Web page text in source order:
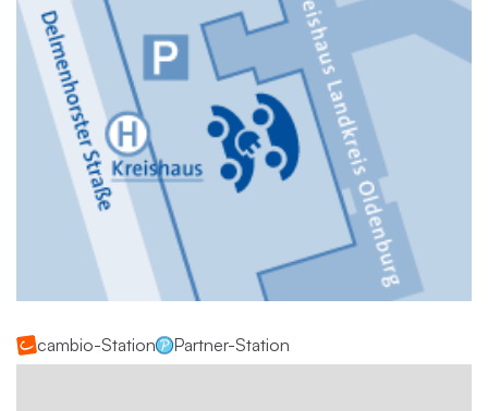
cambio-Station Partner-Station